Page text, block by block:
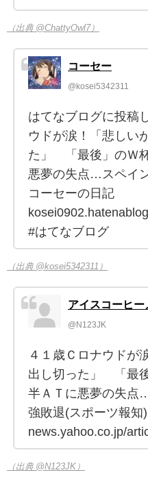
（出典 @ChattyOwl7）
コーセー
@kosei5342311
はてなブログに投稿
ウドが涙！「悲しい
た」 「最後」のＷ
悪夢の失点…スペイ
コーセーの日記
#はてなブログ
（出典 @kosei5342311）
アイスコーヒー
@N123JK
４１歳Ｃロナウドが
出し切った」 「最
半ＡＴに悪夢の失点
強敗退(スポーツ報知
news.yahoo.co.jp/
（出典 @N123JK）